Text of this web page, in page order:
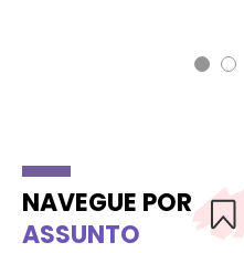
NAVEGUE POR
ASSUNTO